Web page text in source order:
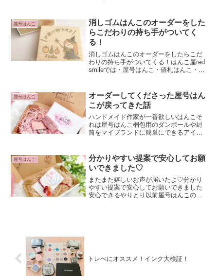
死…＼(ﾟｰﾟ＼)そんな中毎週水曜日の朝
8:30～2、30分の...
屋号はんこ
消しゴムはんこのオーダーをした
らこだわりの持ち手がついてく
る！
消しゴムはんこのオーダーをしたらこだ
わりの持ち手がついてくる！はんこ屋red
smileでは・屋号はんこ・値札はんこ・イ
いてるよ！制作の段階で色々こだわりポ
イントはある...
屋号はんこ
オーダーしてくださった屋号はん
こが戻ってきた話
ハンドメイド作家が一番欲しいはんこそ
れは屋号はんこ梱包用のダンボールや封
筒をマイブランドに簡単にできるアイテ
た屋号はんこが戻ってきた！その人気の
屋号はんこ...
屋号はんこ
分かりやすい提案で安心してお願
いできました♡
またまた嬉しいお声が届いたよ♡分かり
やすい提案で安心してお願いできました
安心できるやりとり以前屋号はんこのオ
トレぺにオススメ！インク大検証！